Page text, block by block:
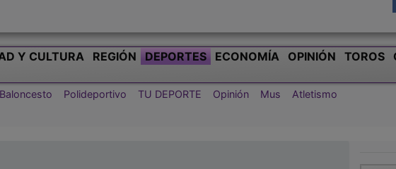
Y CULTURA REGIÓN DEPORTES ECONOMÍA OPINIÓN TOROS
Baloncesto Polideportivo TU DEPORTE Opinión Mus
Atletismo